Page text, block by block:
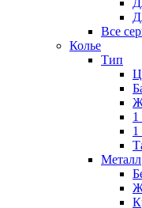
Все
Колье
Тип
1
1
Металл